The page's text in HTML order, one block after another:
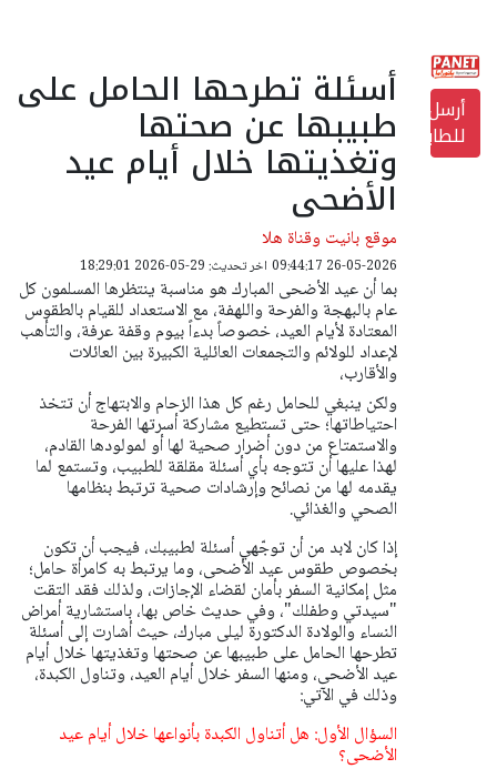
أرسل
للطابعة
أسئلة تطرحها الحامل على
طبيبها عن صحتها
وتغذيتها خلال أيام عيد
الأضحى
موقع بانيت وقناة هلا
26-05-2026 09:44:17 اخر تحديث: 29-05-2026 18:29:01
بما أن عيد الأضحى المبارك هو مناسبة ينتظرها المسلمون كل
عام بالبهجة والفرحة واللهفة، مع الاستعداد للقيام بالطقوس
المعتادة لأيام العيد، خصوصاً بدءاً بيوم وقفة عرفة، والتأهب
لإعداد للولائم والتجمعات العائلية الكبيرة بين العائلات
والأقارب،
ولكن ينبغي للحامل رغم كل هذا الزحام والابتهاج أن تتخذ
احتياطاتها؛ حتى تستطيع مشاركة أسرتها الفرحة
والاستمتاع من دون أضرار صحية لها أو لمولودها القادم،
لهذا عليها أن تتوجه بأي أسئلة مقلقة للطبيب، وتستمع لما
يقدمه لها من نصائح وإرشادات صحية ترتبط بنظامها
الصحي والغذائي.
إذا كان لابد من أن توجّهي أسئلة لطبيبك، فيجب أن تكون
بخصوص طقوس عيد الأضحى، وما يرتبط به كامرأة حامل؛
مثل إمكانية السفر بأمان لقضاء الإجازات، ولذلك فقد التقت
"سيدتي وطفلك"، وفي حديث خاص بها، باستشارية أمراض
النساء والولادة الدكتورة ليلى مبارك، حيث أشارت إلى أسئلة
تطرحها الحامل على طبيبها عن صحتها وتغذيتها خلال أيام
عيد الأضحى، ومنها السفر خلال أيام العيد، وتناول الكبدة،
وذلك في الآتي:
السؤال الأول: هل أتناول الكبدة بأنواعها خلال أيام عيد
الأضحى؟